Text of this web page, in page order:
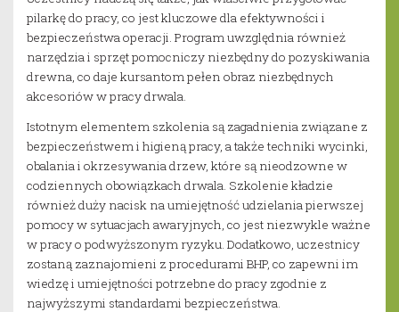
pilarkę do pracy, co jest kluczowe dla efektywności i
bezpieczeństwa operacji. Program uwzględnia również
narzędzia i sprzęt pomocniczy niezbędny do pozyskiwania
drewna, co daje kursantom pełen obraz niezbędnych
akcesoriów w pracy drwala.
Istotnym elementem szkolenia są zagadnienia związane z
bezpieczeństwem i higieną pracy, a także techniki wycinki,
obalania i okrzesywania drzew, które są nieodzowne w
codziennych obowiązkach drwala. Szkolenie kładzie
również duży nacisk na umiejętność udzielania pierwszej
pomocy w sytuacjach awaryjnych, co jest niezwykle ważne
w pracy o podwyższonym ryzyku. Dodatkowo, uczestnicy
zostaną zaznajomieni z procedurami BHP, co zapewni im
wiedzę i umiejętności potrzebne do pracy zgodnie z
najwyższymi standardami bezpieczeństwa.